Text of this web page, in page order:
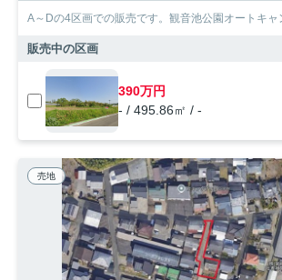
A～Dの4区画での販売です。観音池公園オートキャ
販売中の区画
390万円
- / 495.86㎡ / -
売地